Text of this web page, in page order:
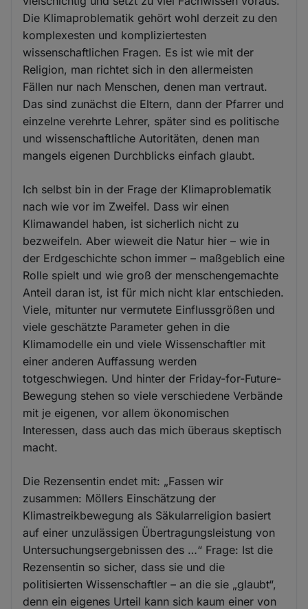
Die Klimaproblematik gehört wohl derzeit zu den
komplexesten und kompliziertesten
wissenschaftlichen Fragen. Es ist wie mit der
Religion, man richtet sich in den allermeisten
Fällen nur nach Menschen, denen man vertraut.
Das sind zunächst die Eltern, dann der Pfarrer und
einzelne verehrte Lehrer, später sind es politische
und wissenschaftliche Autoritäten, denen man
mangels eigenen Durchblicks einfach glaubt.
Ich selbst bin in der Frage der Klimaproblematik
nach wie vor im Zweifel. Dass wir einen
Klimawandel haben, ist sicherlich nicht zu
bezweifeln. Aber wieweit die Natur hier – wie in
der Erdgeschichte schon immer – maßgeblich eine
Rolle spielt und wie groß der menschengemachte
Anteil daran ist, ist für mich nicht klar entschieden.
Viele, mitunter nur vermutete Einflussgrößen und
viele geschätzte Parameter gehen in die
Klimamodelle ein und viele Wissenschaftler mit
einer anderen Auffassung werden
totgeschwiegen. Und hinter der Friday-for-Future-
Bewegung stehen so viele verschiedene Verbände
mit je eigenen, vor allem ökonomischen
Interessen, dass auch das mich überaus skeptisch
macht.
Die Rezensentin endet mit: „Fassen wir
zusammen: Möllers Einschätzung der
Klimastreikbewegung als Säkularreligion basiert
auf einer unzulässigen Übertragungsleistung von
Untersuchungsergebnissen des …“ Frage: Ist die
Rezensentin so sicher, dass sie und die
politisierten Wissenschaftler – an die sie „glaubt“,
denn ein eigenes Urteil kann sich kaum einer von